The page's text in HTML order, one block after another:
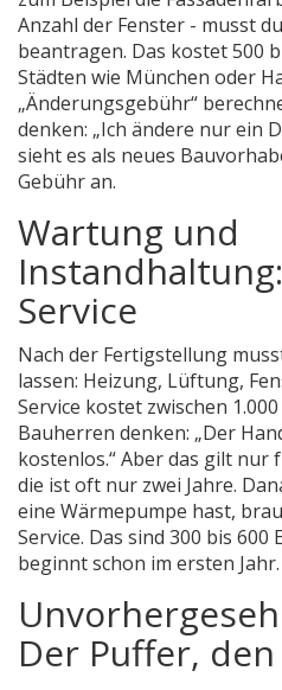
Anzahl der Fenster - musst
beantragen. Das kostet 500
Städten wie München oder
„Änderungsgebühr“
denken: „Ich ändere nur ein
sieht es als neues
Gebühr an.
Wartung und
Service
Nach der Fertigstellung
lassen: Heizung, Lüftung,
Service kostet zwischen
Bauherren denken: „Der
kostenlos.“ Aber das gilt nur
die ist oft nur zwei Jahre.
eine Wärmepumpe hast,
Service. Das sind 300 bis 600
beginnt schon im ersten Jahr.
Der Puffer,